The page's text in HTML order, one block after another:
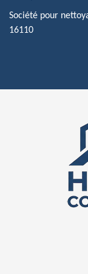
Société pour
16110